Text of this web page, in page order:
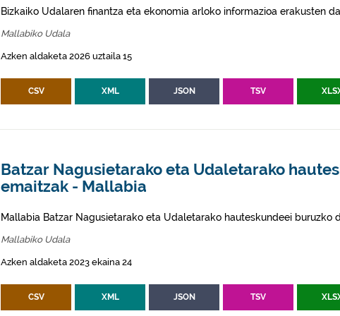
Bizkaiko Udalaren finantza eta ekonomia arloko informazioa erakusten
Mallabiko Udala
Azken aldaketa 2026 uztaila 15
CSV XML JSON TSV
Batzar Nagusietarako eta Udaletarako
emaitzak - Mallabia
Mallabia Batzar Nagusietarako eta Udaletarako hauteskundeei buruzko
Mallabiko Udala
Azken aldaketa 2023 ekaina 24
CSV XML JSON TSV